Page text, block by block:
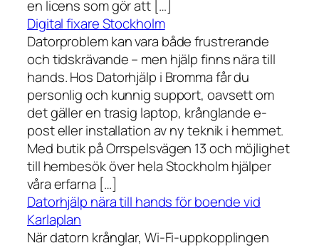
en licens som gör att […]
Digital fixare Stockholm
Datorproblem kan vara både frustrerande
och tidskrävande – men hjälp finns nära till
hands. Hos Datorhjälp i Bromma får du
personlig och kunnig support, oavsett om
det gäller en trasig laptop, krånglande e-
post eller installation av ny teknik i hemmet.
Med butik på Orrspelsvägen 13 och möjlighet
till hembesök över hela Stockholm hjälper
våra erfarna […]
Datorhjälp nära till hands för boende vid
Karlaplan
När datorn krånglar, Wi-Fi-uppkopplingen